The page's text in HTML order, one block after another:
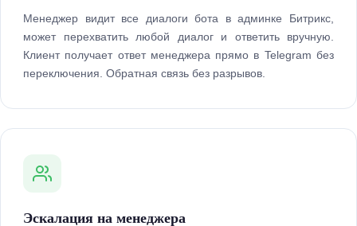
Менеджер видит все диалоги бота в админке Битрикс,
может перехватить любой диалог и ответить вручную.
Клиент получает ответ менеджера прямо в Telegram без
переключения. Обратная связь без разрывов.
Эскалация на менеджера